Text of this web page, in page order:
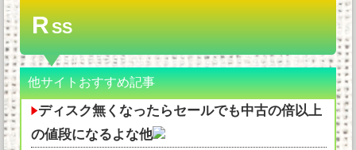
RSS
他サイトおすすめ記事
ディスク無くなったらセールでも中古の倍以上
の値段になるよな他